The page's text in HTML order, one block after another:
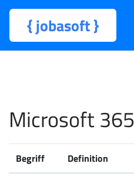
{jobasoft}
Microsoft 365
Begriff Definition